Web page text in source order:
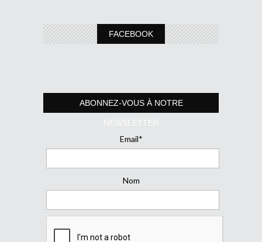
FACEBOOK
ABONNEZ-VOUS À NOTRE
NEWSLETTER
Email*
Nom